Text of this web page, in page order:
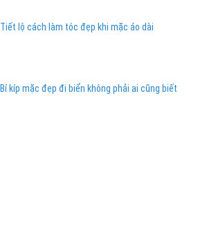
Tiết lộ cách làm tóc đẹp khi mặc áo dài
Bí kíp mặc đẹp đi biển không phải ai cũng biết